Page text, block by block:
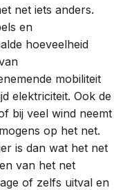
net iets anders.
en
hoeveelheid
mobiliteit
elektriciteit. Ook de
bij veel wind neemt
op het net.
is dan wat het net
van het net
of zelfs uitval en